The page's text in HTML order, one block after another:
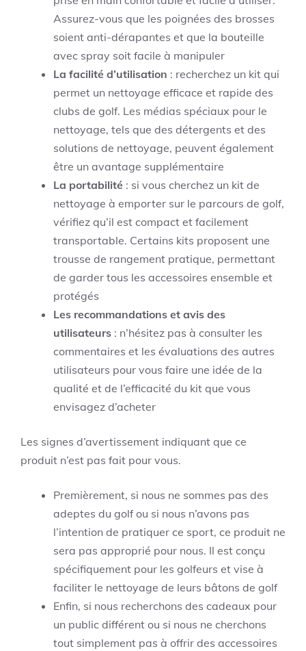
Assurez-vous que les poignées des brosses
soient anti-dérapantes et que la bouteille
avec spray soit facile à manipuler
La facilité d’utilisation : recherchez un kit qui
permet un nettoyage efficace et rapide des
clubs de golf. Les médias spéciaux pour le
nettoyage, tels que des détergents et des
solutions de nettoyage, peuvent également
être un avantage supplémentaire
La portabilité : si vous cherchez un kit de
nettoyage à emporter sur le parcours de golf,
vérifiez qu’il est compact et facilement
transportable. Certains kits proposent une
trousse de rangement pratique, permettant
de garder tous les accessoires ensemble et
protégés
Les recommandations et avis des
utilisateurs : n’hésitez pas à consulter les
commentaires et les évaluations des autres
utilisateurs pour vous faire une idée de la
qualité et de l’efficacité du kit que vous
envisagez d’acheter
Les signes d’avertissement indiquant que ce
produit n’est pas fait pour vous.
Premièrement, si nous ne sommes pas des
adeptes du golf ou si nous n’avons pas
l’intention de pratiquer ce sport, ce produit ne
sera pas approprié pour nous. Il est conçu
spécifiquement pour les golfeurs et vise à
faciliter le nettoyage de leurs bâtons de golf
Enfin, si nous recherchons des cadeaux pour
un public différent ou si nous ne cherchons
tout simplement pas à offrir des accessoires